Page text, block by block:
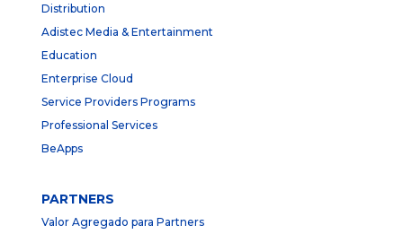
Distribution
Adistec Media & Entertainment
Education
Enterprise Cloud
Service Providers Programs
Professional Services
BeApps
PARTNERS
Valor Agregado para Partners